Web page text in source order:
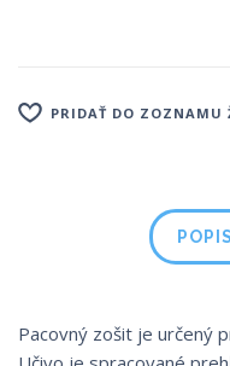
PRIDAŤ DO ZOZNAMU
POPIS
Pacovný zošit je určený